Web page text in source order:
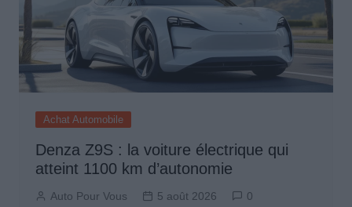
Achat Automobile
Denza Z9S : la voiture électrique qui
atteint 1100 km d’autonomie
Auto Pour Vous 5 août 2026 0